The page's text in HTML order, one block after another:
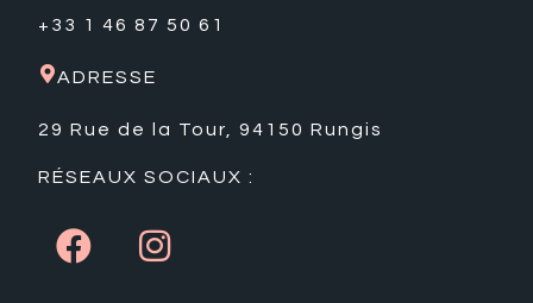
+33 1 46 87 50 61
ADRESSE
29 Rue de la Tour, 94150 Rungis
RÉSEAUX SOCIAUX :